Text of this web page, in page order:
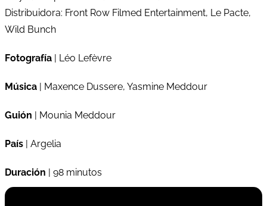
Distribuidora: Front Row Filmed Entertainment, Le Pacte,
Wild Bunch
Fotografía | Léo Lefèvre
Música | Maxence Dussere, Yasmine Meddour
Guión | Mounia Meddour
País | Argelia
Duración | 98 minutos